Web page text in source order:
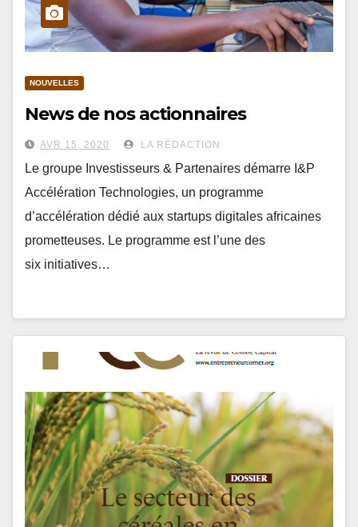
NOUVELLES
News de nos actionnaires
AVR 15, 2020 LA RÉDACTION
Le groupe Investisseurs & Partenaires démarre I&P
Accélération Technologies, un programme
d’accélération dédié aux startups digitales africaines
prometteuses. Le programme est l’une des
six initiatives…